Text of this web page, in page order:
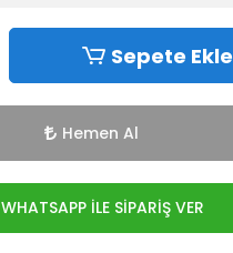
Sepete Ekle
Hemen Al
WHATSAPP İLE SİPARİŞ VER